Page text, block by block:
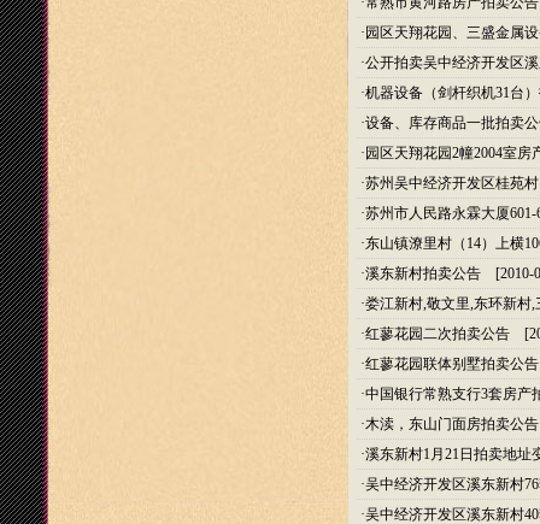
· 园区天翔花园、三盛金属
·公开拍卖吴中经济开发区
·机器设备（剑杆织机31台
·设备、库存商品一批拍卖
· 园区天翔花园2幢2004室房
·苏州吴中经济开发区桂苑
·苏州市人民路永霖大厦
·东山镇潦里村（14）上横
·溪东新村拍卖公告 [2010-
·娄江新村,敬文里,东环新村
·红蓼花园二次拍卖公告
·红蓼花园联体别墅拍卖公告
·中国银行常熟支行3套房产
·木渎，东山门面房拍卖公告
·溪东新村1月21日拍卖地址
·吴中经济开发区溪东新村
·吴中经济开发区溪东新村